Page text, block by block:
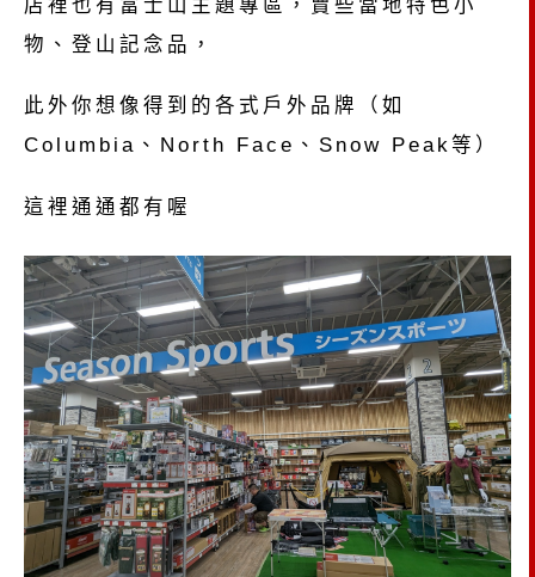
店裡也有富士山主題專區，賣些當地特色小
物、登山記念品，
此外你想像得到的各式戶外品牌（如
Columbia、North Face、Snow Peak等）
這裡通通都有喔